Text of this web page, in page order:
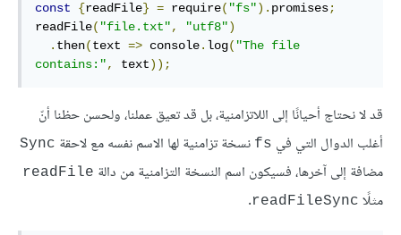
const {readFile} = require( "fs"). promises;
readFile( "file.txt", "utf8")
. then(text => console. log( "The file
contains:", text));
قد لا نحتاج أحيانًا إلى اللاتزامنية، بل قد تعيق عملنا، ولحسن حظنا أنّ
أغلب الدوال التي في fs نسخة تزامنية لها الاسم نفسه مع لاحقة Sync
مضافة إلى آخرها، فسيكون اسم النسخة التزامنية من دالة readFile
مثلًا readFileSync
.